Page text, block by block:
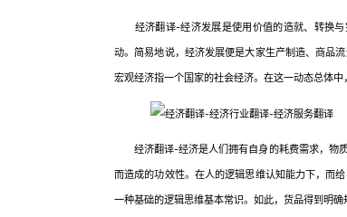
经济翻译-经济发展是使用价值的造就、转换与
动。简易地说，经济发展便是大家生产制造、商品
宏观经济指一个国家的社会经济。在这一动态总体中
经济翻译-经济是人们拥有自身的耗费需求，物质
而造成的功效性。在人的逻辑思维认知能力下，而
一种基础的逻辑思维基本常识。如此，货品得到明